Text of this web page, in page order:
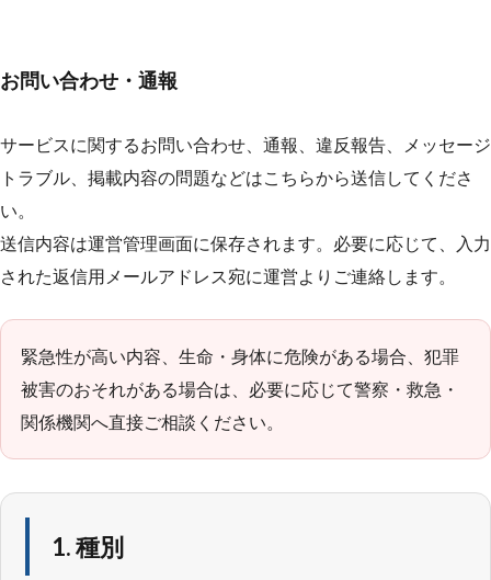
お問い合わせ・通報
サービスに関するお問い合わせ、通報、違反報告、メッセージ
トラブル、掲載内容の問題などはこちらから送信してくださ
い。
送信内容は運営管理画面に保存されます。必要に応じて、入力
された返信用メールアドレス宛に運営よりご連絡します。
緊急性が高い内容、生命・身体に危険がある場合、犯罪
被害のおそれがある場合は、必要に応じて警察・救急・
関係機関へ直接ご相談ください。
1. 種別